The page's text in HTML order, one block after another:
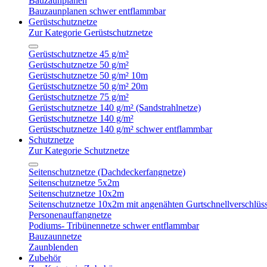
Bauzaunplanen schwer entflammbar
Gerüstschutznetze
Zur Kategorie Gerüstschutznetze
Gerüstschutznetze 45 g/m²
Gerüstschutznetze 50 g/m²
Gerüstschutznetze 50 g/m² 10m
Gerüstschutznetze 50 g/m² 20m
Gerüstschutznetze 75 g/m²
Gerüstschutznetze 140 g/m² (Sandstrahlnetze)
Gerüstschutznetze 140 g/m²
Gerüstschutznetze 140 g/m² schwer entflammbar
Schutznetze
Zur Kategorie Schutznetze
Seitenschutznetze (Dachdeckerfangnetze)
Seitenschutznetze 5x2m
Seitenschutznetze 10x2m
Seitenschutznetze 10x2m mit angenähten
Personenauffangnetze
Podiums- Tribünennetze schwer entflammbar
Bauzaunnetze
Zaunblenden
Zubehör